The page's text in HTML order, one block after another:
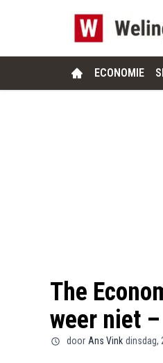
ECONOMIE
The
weer niet
door Ans Vink dinsdag,